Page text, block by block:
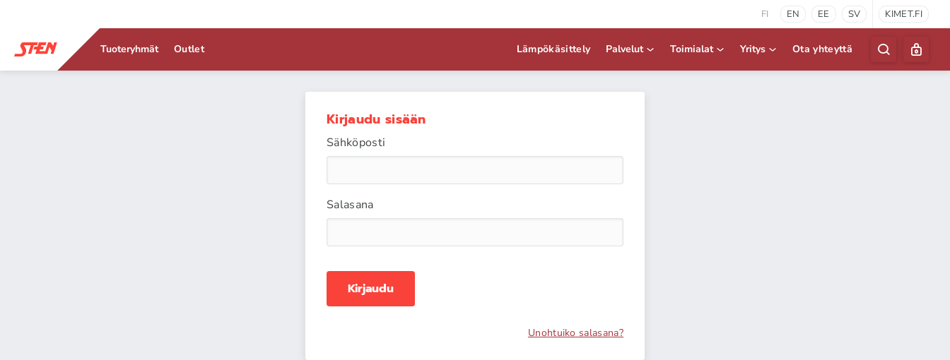
FI EN EE SV KIMET.FI
Tuoteryhmät Outlet Lämpökäsittely Palvelut Toimialat Yritys Ota yhteyttä
Kirjaudu sisään
Sähköposti
Salasana
Kirjaudu
Unohtuiko salasana?